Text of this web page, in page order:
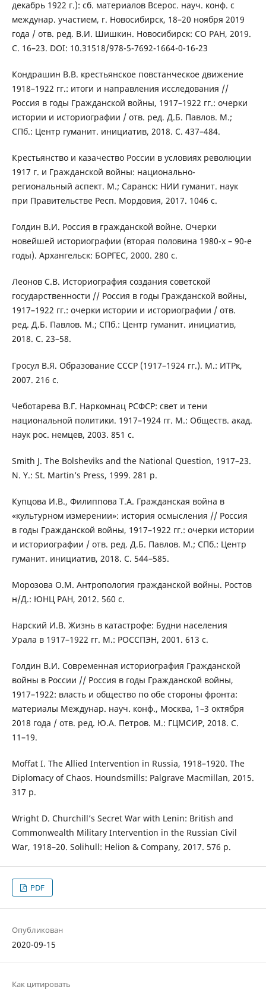
декабрь 1922 г.): сб. материалов Всерос. науч. конф. с
междунар. участием, г. Новосибирск, 18–20 ноября 2019
года / отв. ред. В.И. Шишкин. Новосибирск: СО РАН, 2019.
С. 16–23. DOI: 10.31518/978-5-7692-1664-0-16-23
Кондрашин В.В. крестьянское повстанческое движение
1918–1922 гг.: итоги и направления исследования //
Россия в годы Гражданской войны, 1917–1922 гг.: очерки
истории и историографии / отв. ред. Д.Б. Павлов. М.;
СПб.: Центр гуманит. инициатив, 2018. С. 437–484.
Крестьянство и казачество России в условиях революции
1917 г. и Гражданской войны: национально-
региональный аспект. М.; Саранск: НИИ гуманит. наук
при Правительстве Респ. Мордовия, 2017. 1046 с.
Голдин В.И. Россия в гражданской войне. Очерки
новейшей историографии (вторая половина 1980-х – 90-е
годы). Архангельск: БОРГЕС, 2000. 280 с.
Леонов С.В. Историография создания советской
государственности // Россия в годы Гражданской войны,
1917–1922 гг.: очерки истории и историографии / отв.
ред. Д.Б. Павлов. М.; СПб.: Центр гуманит. инициатив,
2018. С. 23–58.
Гросул В.Я. Образование СССР (1917–1924 гг.). М.: ИТРк,
2007. 216 с.
Чеботарева В.Г. Наркомнац РСФСР: свет и тени
национальной политики. 1917–1924 гг. М.: Обществ. акад.
наук рос. немцев, 2003. 851 с.
Smith J. The Bolsheviks and the National Question, 1917–23.
N. Y.: St. Martin’s Press, 1999. 281 p.
Купцова И.В., Филиппова Т.А. Гражданская война в
«культурном измерении»: история осмысления // Россия
в годы Гражданской войны, 1917–1922 гг.: очерки истории
и историографии / отв. ред. Д.Б. Павлов. М.; СПб.: Центр
гуманит. инициатив, 2018. С. 544–585.
Морозова О.М. Антропология гражданской войны. Ростов
н/Д.: ЮНЦ РАН, 2012. 560 с.
Нарский И.В. Жизнь в катастрофе: Будни населения
Урала в 1917–1922 гг. М.: РОССПЭН, 2001. 613 с.
Голдин В.И. Современная историография Гражданской
войны в России // Россия в годы Гражданской войны,
1917–1922: власть и общество по обе стороны фронта:
материалы Междунар. науч. конф., Москва, 1–3 октября
2018 года / отв. ред. Ю.А. Петров. М.: ГЦМСИР, 2018. С.
11–19.
Moffat I. The Allied Intervention in Russia, 1918–1920. The
Diplomacy of Chaos. Houndsmills: Palgrave Macmillan, 2015.
317 p.
Wright D. Churchill’s Secret War with Lenin: British and
Commonwealth Military Intervention in the Russian Civil
War, 1918–20. Solihull: Helion & Company, 2017. 576 p.
PDF
Опубликован
2020-09-15
Как цитировать